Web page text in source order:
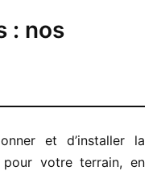
: nos
et d’installer la
votre terrain, en